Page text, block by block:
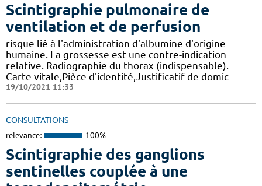
Scintigraphie pulmonaire de
ventilation et de perfusion
risque lié à l'administration d'albumine d'origine
humaine. La grossesse est une contre-indication
relative. Radiographie du thorax (indispensable).
Carte vitale,Pièce d'identité,Justificatif de domic
19/10/2021 11:33
CONSULTATIONS
relevance: 100%
Scintigraphie des ganglions
sentinelles couplée à une